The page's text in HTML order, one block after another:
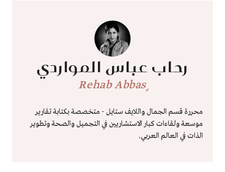
رحاب عباس المواردي
محررة قسم الجمال واللايف ستايل - متخصصة بكتابة تقارير
موسعة ولقاءات كبار الاستشاريين في التجميل والصحة وتطوير
الذات في العالم العربي.